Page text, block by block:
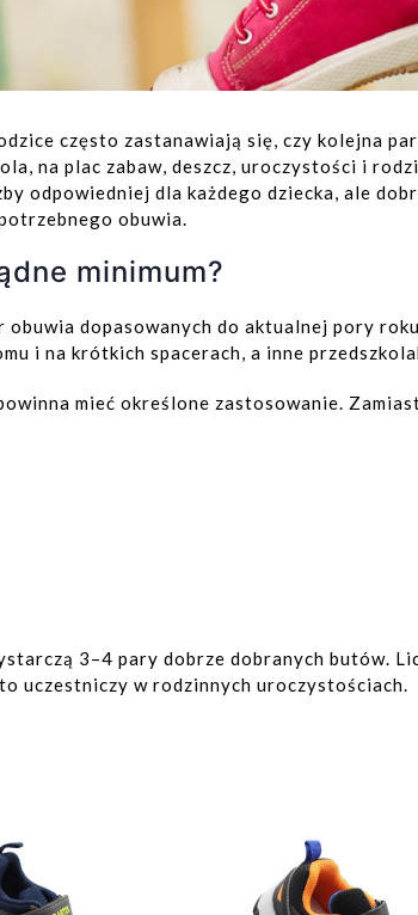
często zastanawiają się, czy kolejna
na plac zabaw, deszcz, uroczystości i
odpowiedniej dla każdego dziecka, ale
obuwia.
minimum?
dopasowanych do aktualnej pory
i na krótkich spacerach, a inne
mieć określone zastosowanie.
3–4 pary dobrze dobranych butów.
uczestniczy w rodzinnych uroczystościach.